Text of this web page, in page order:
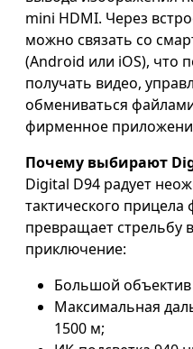
mini HDMI. Через
можно связать со
(Android или iOS), что
получать видео,
обмениваться
фирменное
Почему выбирают
Digital D94 радует
тактического
превращает стрельбу
приключение:
Большой объектив
Максимальная
1500 м;